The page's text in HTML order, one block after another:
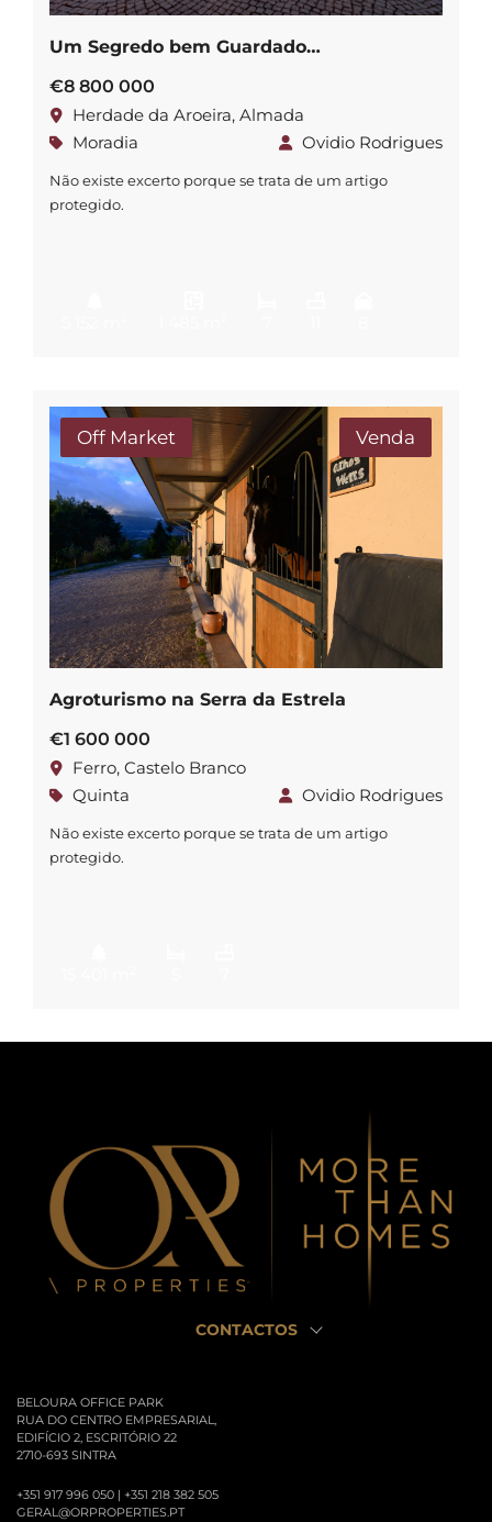
Um Segredo bem Guardado…
€8 800 000
Herdade da Aroeira, Almada
Moradia
Ovidio Rodrigues
Não existe excerto porque se trata de um artigo
protegido.
Off Market Venda
Agroturismo na Serra da Estrela
€1 600 000
Ferro, Castelo Branco
Quinta
Ovidio Rodrigues
Não existe excerto porque se trata de um artigo
protegido.
CONTACTOS
BELOURA OFFICE PARK
RUA DO CENTRO EMPRESARIAL,
EDIFÍCIO 2, ESCRITÓRIO 22
2710-693 SINTRA
+351 917 996 050 | +351 218 382 505
GERAL@ORPROPERTIES.PT